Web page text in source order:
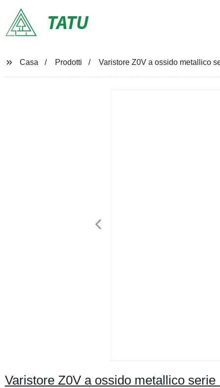
TATU
Casa Prodotti Varistore Z0V a ossido metallico
Varistore Z0V a ossido metallico